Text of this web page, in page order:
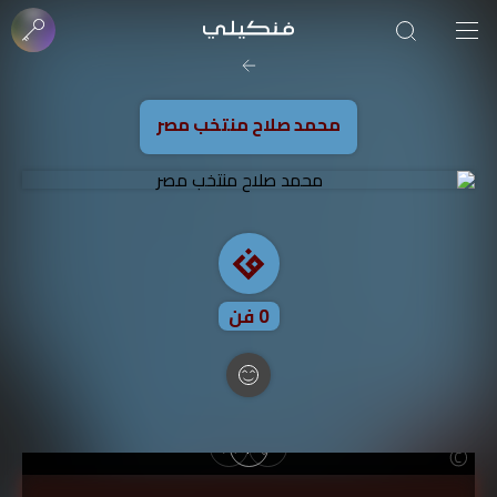
محمد صلاح منتخب مصر
0فن
صورة الغلاف من فن
SOUFIANE Abid